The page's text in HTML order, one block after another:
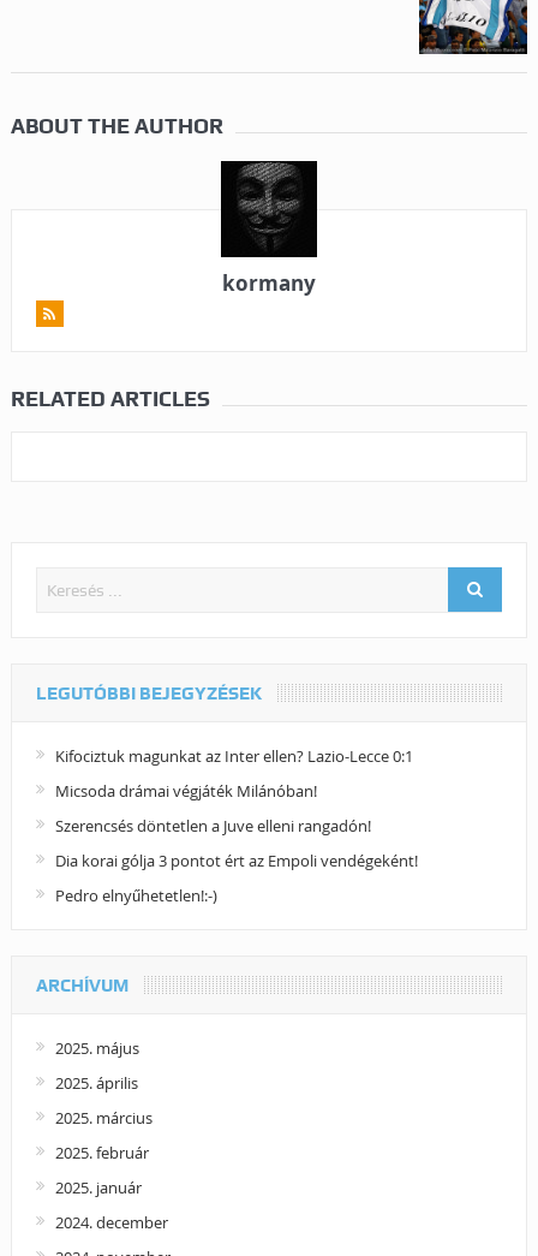
ABOUT THE AUTHOR
kormany
RELATED ARTICLES
LEGUTÓBBI BEJEGYZÉSEK
Kifociztuk magunkat az Inter ellen? Lazio-Lecce 0:1
Micsoda drámai végjáték Milánóban!
Szerencsés döntetlen a Juve elleni rangadón!
Dia korai gólja 3 pontot ért az Empoli vendégeként!
Pedro elnyűhetetlen!:-)
ARCHÍVUM
2025. május
2025. április
2025. március
2025. február
2025. január
2024. december